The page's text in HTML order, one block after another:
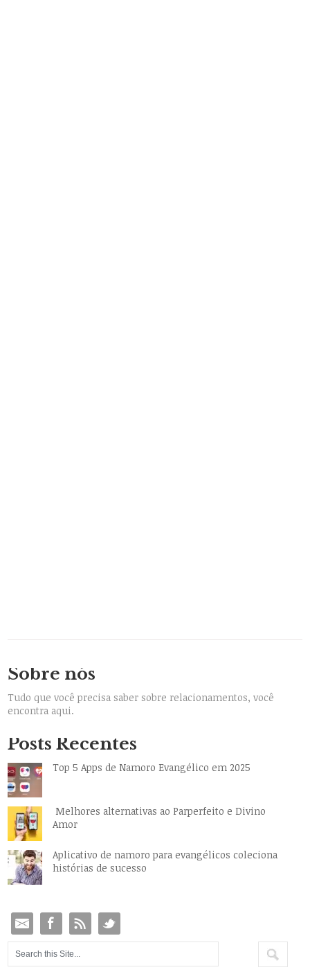
Sobre nós
Tudo que você precisa saber sobre relacionamentos, você
encontra aqui.
Posts Recentes
Top 5 Apps de Namoro Evangélico em 2025
Melhores alternativas ao Parperfeito e Divino
Amor
Aplicativo de namoro para evangélicos coleciona
histórias de sucesso